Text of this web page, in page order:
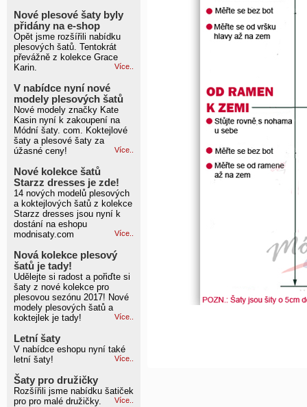
Nové plesové šaty byly
přidány na e-shop
Opět jsme rozšířili nabídku
plesových šatů. Tentokrát
převážně z kolekce Grace
Karin.
Více..
V nabídce nyní nové
modely plesových šatů
Nové modely značky Kate
Kasin nyní k zakoupení na
Módní šaty. com. Koktejlové
šaty a plesové šaty za
úžasné ceny!
Více..
Nové kolekce šatů
Starzz dresses je zde!
14 nových modelů plesových
a koktejlových šatů z kolekce
Starzz dresses jsou nyní k
dostání na eshopu
modnisaty.com
Více..
Nová kolekce plesový
šatů je tady!
Udělejte si radost a pořiďte si
šaty z nové kolekce pro
plesovou sezónu 2017! Nové
modely plesových šatů a
koktejlek je tady!
Více..
Letní šaty
V nabídce eshopu nyní také
letní šaty!
Více..
Šaty pro družičky
Rozšířili jsme nabídku šatiček
pro pro malé družičky.
Více..